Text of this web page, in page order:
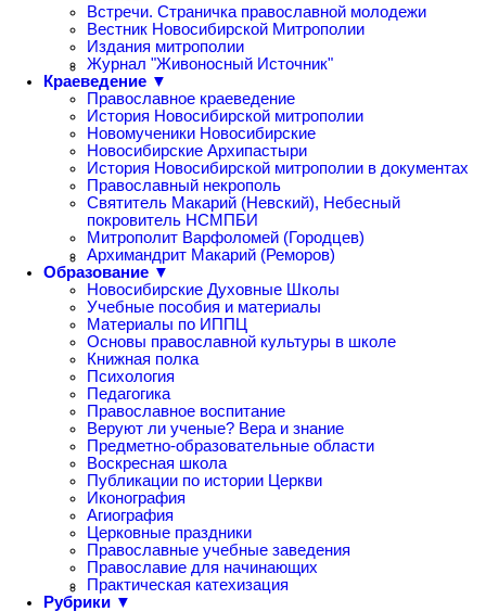
Встречи. Страничка православной молодежи
Вестник Новосибирской Митрополии
Издания митрополии
Журнал "Живоносный Источник"
Краеведение ▼
Православное краеведение
История Новосибирской митрополии
Новомученики Новосибирские
Новосибирские Архипастыри
История Новосибирской митрополии в документах
Православный некрополь
Святитель Макарий (Невский), Небесный
покровитель НСМПБИ
Митрополит Варфоломей (Городцев)
Архимандрит Макарий (Реморов)
Образование ▼
Новосибирские Духовные Школы
Учебные пособия и материалы
Материалы по ИППЦ
Основы православной культуры в школе
Книжная полка
Психология
Педагогика
Православное воспитание
Веруют ли ученые? Вера и знание
Предметно-образовательные области
Воскресная школа
Публикации по истории Церкви
Иконография
Агиография
Церковные праздники
Православные учебные заведения
Православие для начинающих
Практическая катехизация
Рубрики ▼